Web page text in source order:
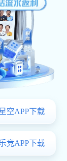
亨域系列